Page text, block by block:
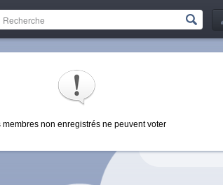
membres non enregistrés ne peuvent voter